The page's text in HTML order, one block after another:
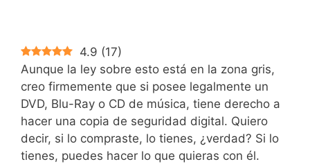
4.9 (17)
Aunque la ley sobre esto está en la zona gris,
creo firmemente que si posee legalmente un
DVD, Blu-Ray o CD de música, tiene derecho a
hacer una copia de seguridad digital. Quiero
decir, si lo compraste, lo tienes, ¿verdad? Si lo
tienes, puedes hacer lo que quieras con él.